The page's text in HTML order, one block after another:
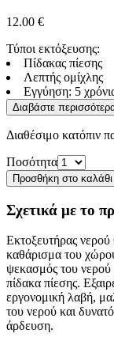
12.00 €
Τύποι εκτόξευσης:
Πίδακας πίεσης
Λεπτής ομίχλης
Εγγύηση: 5
Διαβάστε
Διαθέσιμο κατόπιν
Ποσότητα
Προσθήκη στο καλάθι
Σχετικά με το
Εκτοξευτήρας
καθάρισμα του
ψεκασμός του νερού
πίδακα πίεσης.
εργονομική λαβή,
του νερού και
άρδευση.